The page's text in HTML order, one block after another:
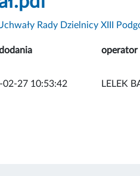
Rady Dzielnicy XIII
operator
02-27 10:53:42 LELEK